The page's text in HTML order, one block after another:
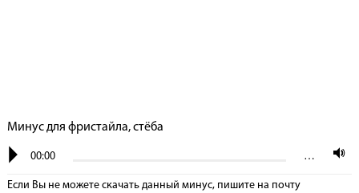
Минус для фристайла, стёба
00:00 …
Если Вы не можете скачать данный минус, пишите на почту